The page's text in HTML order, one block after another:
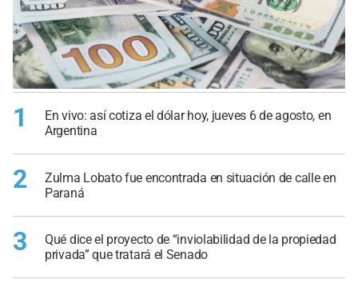
1
En vivo: así cotiza el dólar hoy, jueves 6 de agosto, en
Argentina
2
Zulma Lobato fue encontrada en situación de calle en
Paraná
3
Qué dice el proyecto de “inviolabilidad de la propiedad
privada” que tratará el Senado